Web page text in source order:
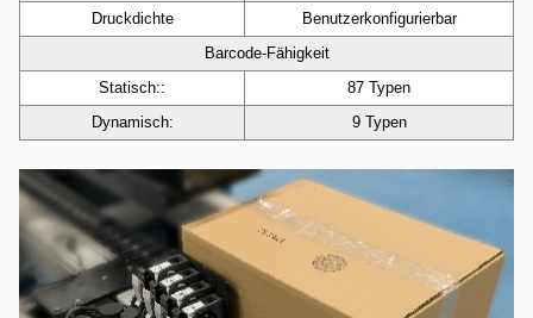
Druckdichte
Benutzerkonfigurierbar
Barcode-Fähigkeit
Statisch::
87 Typen
Dynamisch:
9 Typen